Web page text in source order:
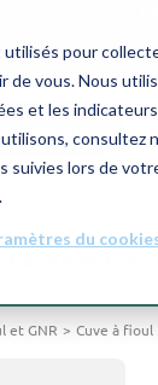
pour
vous. Nous
et les
lors de
du
!
DEVIS
PAR
et GNR
Cuve à fioul